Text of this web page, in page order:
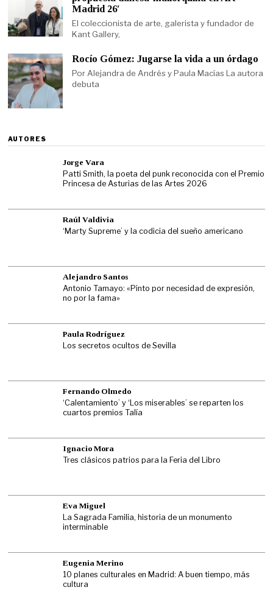
Madrid 26′
El coleccionista de arte, galerista y fundador de
Kant Gallery,
Rocío Gómez: Jugarse la vida a un órdago
Por Alejandra de Andrés y Paula Macías La autora
debuta
AUTORES
Jorge Vara
Patti Smith, la poeta del punk reconocida con el Premio
Princesa de Asturias de las Artes 2026
Raúl Valdivia
‘Marty Supreme’ y la codicia del sueño americano
Alejandro Santos
Antonio Tamayo: «Pinto por necesidad de expresión,
no por la fama»
Paula Rodríguez
Los secretos ocultos de Sevilla
Fernando Olmedo
‘Calentamiento’ y ‘Los miserables’ se reparten los
cuartos premios Talía
Ignacio Mora
Tres clásicos patrios para la Feria del Libro
Eva Miguel
La Sagrada Familia, historia de un monumento
interminable
Eugenia Merino
10 planes culturales en Madrid: A buen tiempo, más
cultura